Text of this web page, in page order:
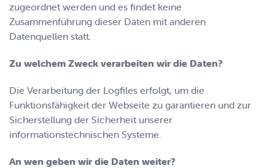
zugeordnet werden und es findet keine
Zusammenführung dieser Daten mit anderen
Datenquellen statt.
Zu welchem Zweck verarbeiten wir die Daten?
Die Verarbeitung der Logfiles erfolgt, um die
Funktionsfähigkeit der Webseite zu garantieren und zur
Sicherstellung der Sicherheit unserer
informationstechnischen Systeme.
An wen geben wir die Daten weiter?